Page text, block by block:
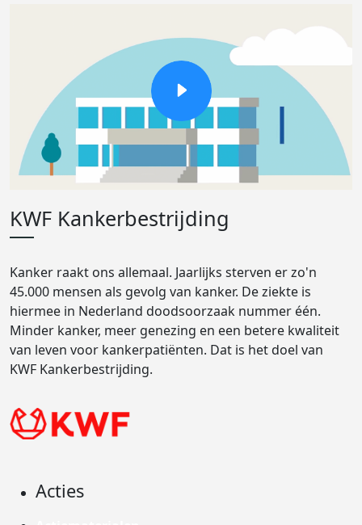
KWF Kankerbestrijding
Kanker raakt ons allemaal. Jaarlijks sterven er zo'n
45.000 mensen als gevolg van kanker. De ziekte is
hiermee in Nederland doodsoorzaak nummer één.
Minder kanker, meer genezing en een betere kwaliteit
van leven voor kankerpatiënten. Dat is het doel van
KWF Kankerbestrijding.
Acties